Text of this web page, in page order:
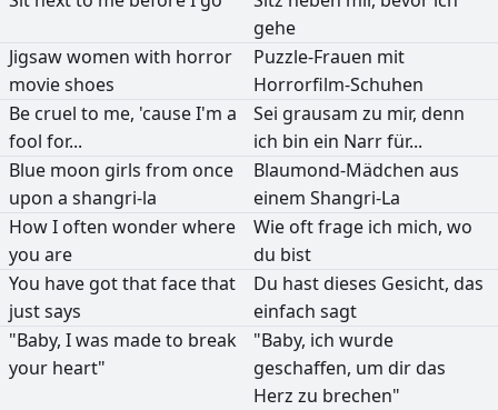
gehe
Jigsawwomen with horror
movieshoes
Puzzle-Frauen mit
Horrorfilm-Schuhen
Be cruel to me, 'causeI'm a
fool for...
Sei grausam zu mir, denn
ich bin ein Narrfür...
Blue moon girls from once
upon a shangri-la
Blaumond-Mädchen aus
einem Shangri-La
HowI often wonderwhere
you are
Wie oftfrage ich mich, wo
du bist
You have gotthatfacethat
justsays
Du hastdieses Gesicht, das
einfach sagt
"Baby, Iwas madeto break
your heart"
"Baby, ich wurde
geschaffen, um dirdas
Herz zu brechen"